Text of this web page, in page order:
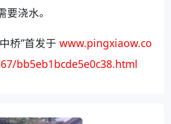
浇水。
桥”首发于www.pingxiaow.co
bb5eb1bcde5e0c38.html